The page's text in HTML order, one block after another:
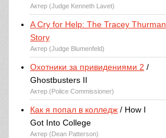
Актер (Judge Kenneth Lavet)
A Cry for Help: The Tracey Thurman
Story
Актер (Judge Blumenfeld)
Охотники за привидениями 2 /
Ghostbusters II
Актер (Police Commissioner)
Как я попал в колледж / How I
Got Into College
Актер (Dean Patterson)